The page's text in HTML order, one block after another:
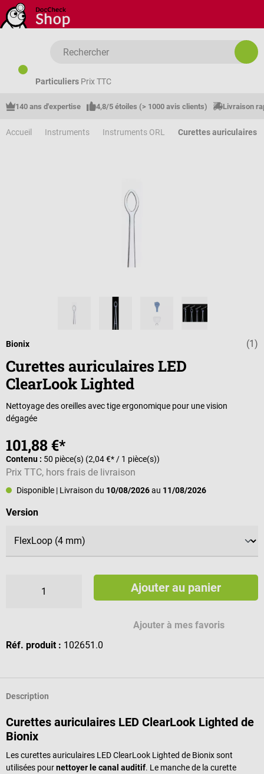
Passer au contenu principal
Particuliers Prix TTC
140 ans d'expertise 4,8/5 étoiles (> 1000 avis clients) Livraison
Accueil Instruments Instruments ORL Curettes auriculaires
Note (1)
Bionix
Curettes auriculaires LED
ClearLook Lighted
Nettoyage des oreilles avec tige ergonomique pour une vision
dégagée
101,88 €*
Contenu : 50 pièce(s) (2,04 €* / 1 pièce(s))
Prix TTC, hors frais de livraison
Disponible | Livraison du 10/08/2026au 11/08/2026
Sélectionnez
Version
Ajouter au panier
Ajouter à mes favoris
Réf. produit : 102651.0
Description
Curettes auriculaires LED ClearLook Lighted de
Bionix
Les curettes auriculaires LED ClearLook Lighted de Bionix sont
utilisées pournettoyer le canal auditif. Le manche de la curette